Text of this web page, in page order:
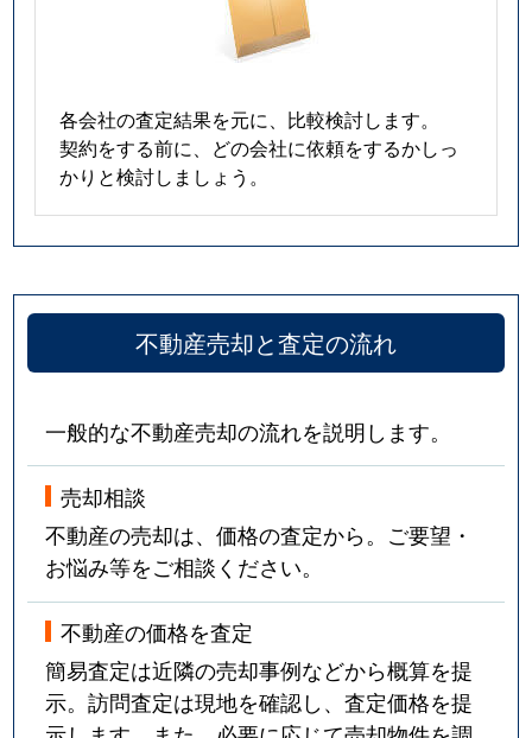
各会社の査定結果を元に、比較検討します。
契約をする前に、どの会社に依頼をするかしっ
かりと検討しましょう。
不動産売却と査定の流れ
一般的な不動産売却の流れを説明します。
売却相談
不動産の売却は、価格の査定から。ご要望・
お悩み等をご相談ください。
不動産の価格を査定
簡易査定は近隣の売却事例などから概算を提
示。訪問査定は現地を確認し、査定価格を提